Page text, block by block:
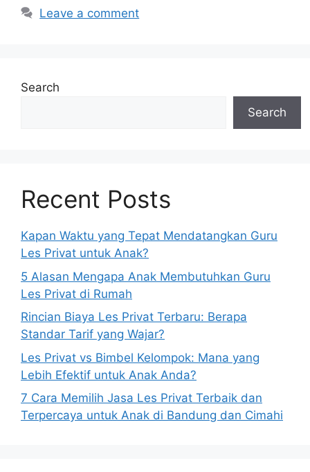
Leave a comment
Search
Search
Recent Posts
Kapan Waktu yang Tepat Mendatangkan Guru
Les Privat untuk Anak?
5 Alasan Mengapa Anak Membutuhkan Guru
Les Privat di Rumah
Rincian Biaya Les Privat Terbaru: Berapa
Standar Tarif yang Wajar?
Les Privat vs Bimbel Kelompok: Mana yang
Lebih Efektif untuk Anak Anda?
7 Cara Memilih Jasa Les Privat Terbaik dan
Terpercaya untuk Anak di Bandung dan Cimahi